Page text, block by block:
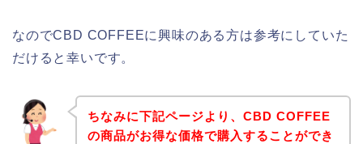
なのでCBD COFFEEに興味のある方は参考にしていた
だけると幸いです。
ちなみに下記ページより、CBD COFFEE
の商品がお得な価格で購入することができ